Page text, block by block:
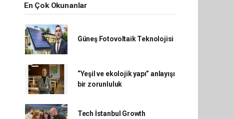
En Çok Okunanlar
Güneş Fotovoltaik Teknolojisi
“Yeşil ve ekolojik yapı” anlayışı
bir zorunluluk
Tech İstanbul Growth